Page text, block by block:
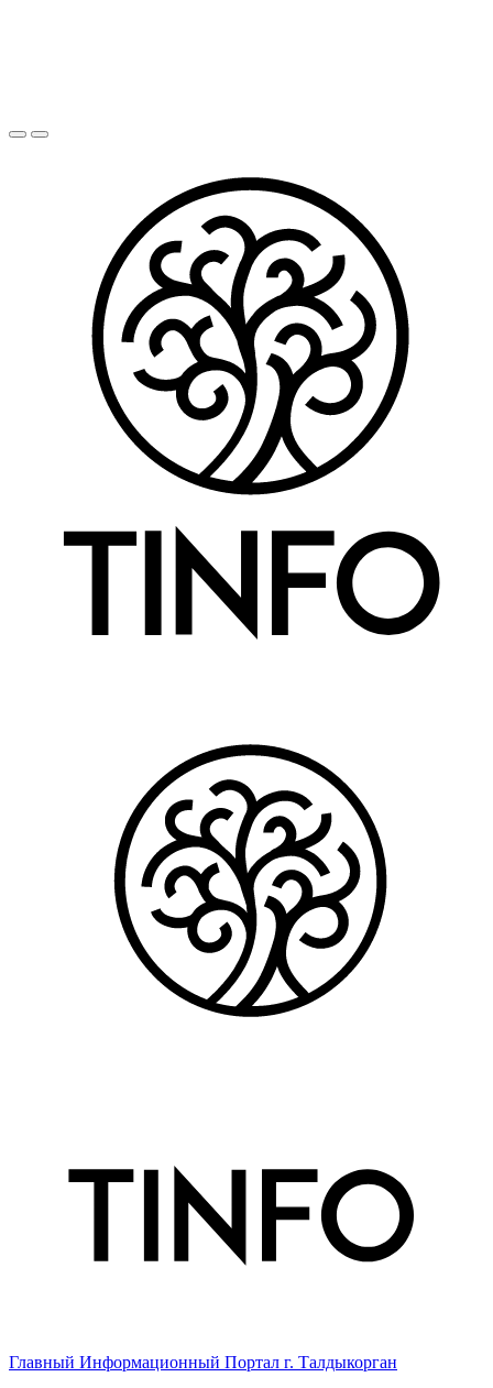
Главный Информационный Портал г. Талдыкорган